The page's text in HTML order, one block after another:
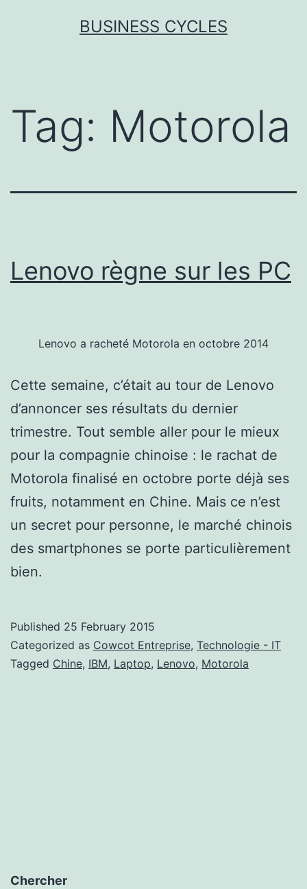
BUSINESS CYCLES
Tag: Motorola
Lenovo règne sur les PC
Lenovo a racheté Motorola en octobre 2014
Cette semaine, c’était au tour de Lenovo
d’annoncer ses résultats du dernier
trimestre. Tout semble aller pour le mieux
pour la compagnie chinoise : le rachat de
Motorola finalisé en octobre porte déjà ses
fruits, notamment en Chine. Mais ce n’est
un secret pour personne, le marché chinois
des smartphones se porte particulièrement
bien.
Published 25 February 2015
Categorized as Cowcot Entreprise, Technologie - IT
Tagged Chine, IBM, Laptop, Lenovo, Motorola
Chercher